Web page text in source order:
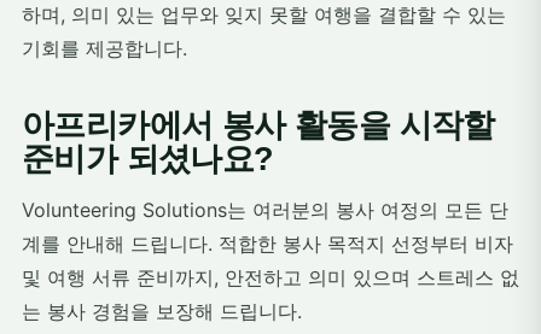
하며, 의미 있는 업무와 잊지 못할 여행을 결합할 수 있는
기회를 제공합니다.
아프리카에서 봉사 활동을 시작할
준비가 되셨나요?
Volunteering Solutions는 여러분의 봉사 여정의 모든 단
계를 안내해 드립니다. 적합한 봉사 목적지 선정부터 비자
및 여행 서류 준비까지, 안전하고 의미 있으며 스트레스 없
는 봉사 경험을 보장해 드립니다.